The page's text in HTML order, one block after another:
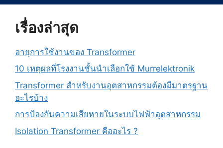
เรื่องล่าสุด
อายุการใช้งานของ Transformer
10 เหตุผลที่โรงงานชั้นนำเลือกใช้ Murrelektronik
Transformer สำหรับงานอุตสาหกรรมต้องมีมาตรฐาน
อะไรบ้าง
การป้องกันความเสียหายในระบบไฟฟ้าอุตสาหกรรม
Isolation Transformer คืออะไร ?